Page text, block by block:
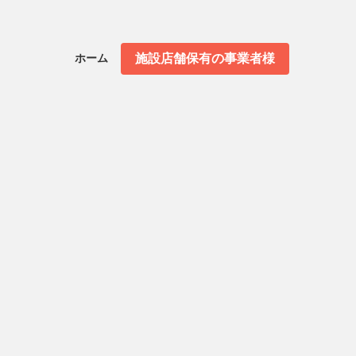
ホーム 施設店舗保有の事業者様